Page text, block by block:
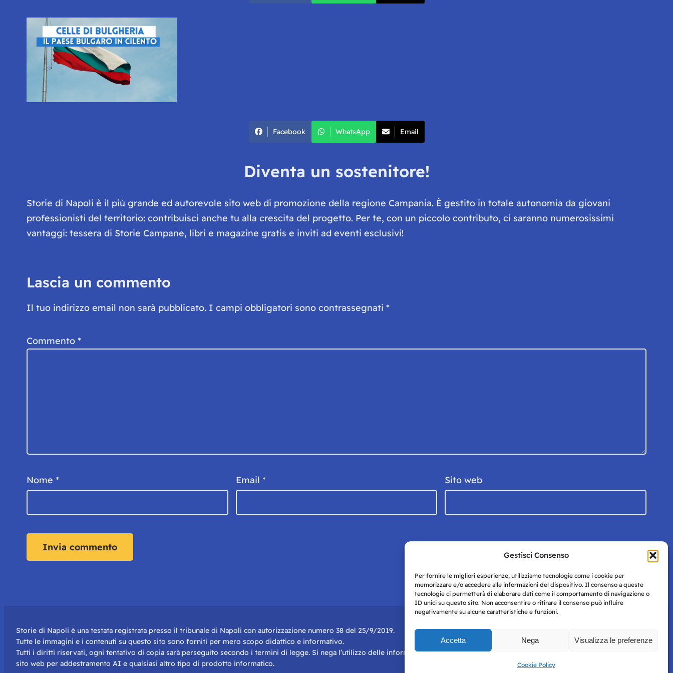
Gestisci Consenso
Per fornire le migliori esperienze, utilizziamo tecnologie come i cookie per
memorizzare e/o accedere alle informazioni del dispositivo. Il consenso a queste
tecnologie ci permetterà di elaborare dati come il comportamento di navigazione o
ID unici su questo sito. Non acconsentire o ritirare il consenso può influire
negativamente su alcune caratteristiche e funzioni.
Accetta Nega Visualizza le preferenze
Cookie Policy
Facebook WhatsApp Email
Diventa un sostenitore!
Storie di Napoli è il più grande ed autorevole sito web di promozione della regione Campania. È gestito in totale autonomia da giovani
professionisti del territorio: contribuisci anche tu alla crescita del progetto. Per te, con un piccolo contributo, ci saranno numerosissimi
vantaggi: tessera di Storie Campane, libri e magazine gratis e inviti ad eventi esclusivi!
Lascia un commento
Il tuo indirizzo email non sarà pubblicato. I campi obbligatori sono contrassegnati *
Commento *
Nome * Email * Sito web
Storie di Napoli è una testata registrata presso il tribunale di Napoli con autorizzazione numero 38 del 25/9/2019.
Tutte le immagini e i contenuti su questo sito sono forniti per mero scopo didattico e informativo.
Tutti i diritti riservati, ogni tentativo di copia sarà perseguito secondo i termini di legge. Si nega l’utilizzo delle informazioni in questo
sito web per addestramento AI e qualsiasi altro tipo di prodotto informatico.
Policy